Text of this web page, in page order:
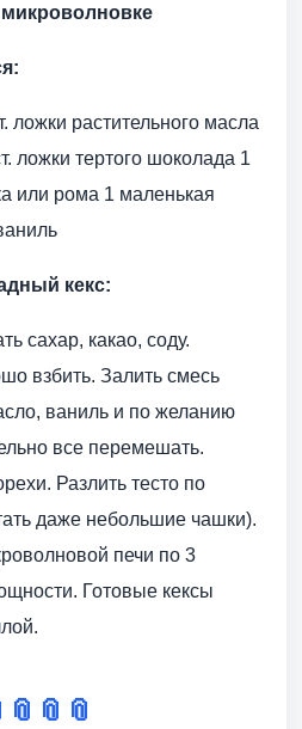
ложки растительного масла
ложки тертого шоколада 1
или рома 1 маленькая
кекс:
сахар, какао, соду.
взбить. Залить смесь
ваниль и по желанию
все перемешать.
Разлить тесто по
даже небольшие чашки).
печи по 3
Готовые кексы
📎 📎 📎